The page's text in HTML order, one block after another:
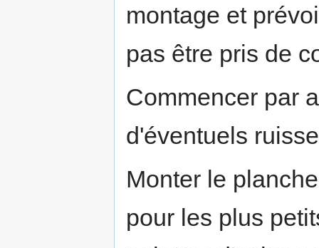
montage et
pas être pris de
Commencer par
d'éventuels
Monter le
pour les plus